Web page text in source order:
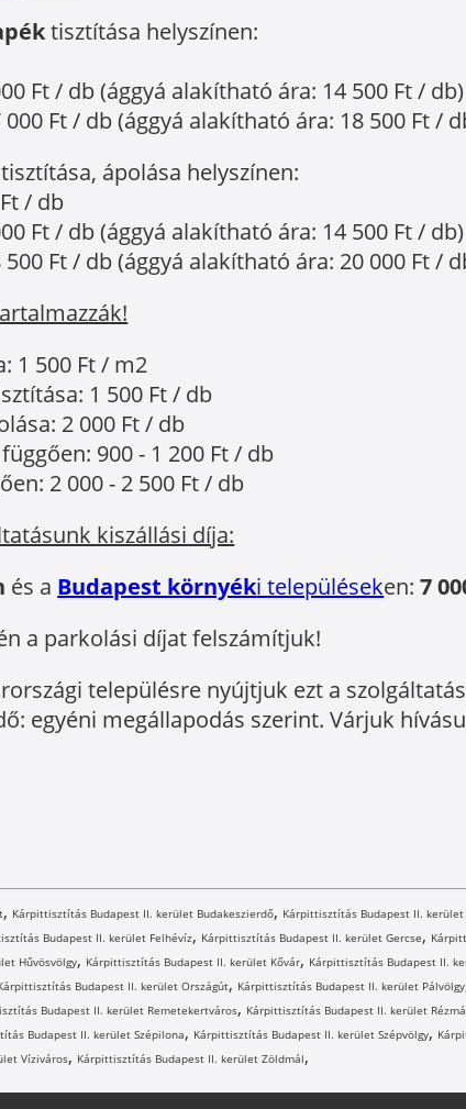
tisztítása helyszínen:
Ft / db (ággyá alakítható ára: 14 500 Ft / db)
Ft / db (ággyá alakítható ára: 18 500 Ft /
tisztítása, ápolása helyszínen:
/ db
Ft / db (ággyá alakítható ára: 14 500 Ft / db)
Ft / db (ággyá alakítható ára: 20 000 Ft /
1 500 Ft / m2
1 500 Ft / db
2 000 Ft / db
900 - 1 200 Ft / db
2 000 - 2 500 Ft / db
kiszállási díja:
és a Budapest környéki településeken:7
a parkolási díjat felszámítjuk!
településre nyújtjuk ezt a
egyéni megállapodás szerint. Várjuk
, Kárpittisztítás Budapest II. kerület Budakeszierdő, Kárpittisztítás Budapest II.
Budapest II. kerület Felhévíz, Kárpittisztítás Budapest II. kerület Gercse,
Hűvösvölgy, Kárpittisztítás Budapest II. kerület Kővár, Kárpittisztítás Budapest II.
Budapest II. kerület Országút, Kárpittisztítás Budapest II. kerület Pálvölgy
Budapest II. kerület Remetekertváros, Kárpittisztítás Budapest II. kerület
Budapest II. kerület Szépilona, Kárpittisztítás Budapest II. kerület Szépvölgy,
Víziváros, Kárpittisztítás Budapest II. kerület Zöldmál,